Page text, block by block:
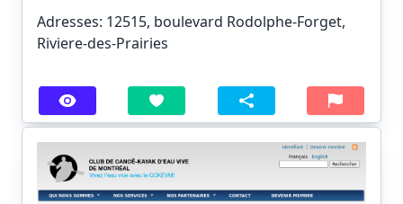
Adresses: 12515, boulevard Rodolphe-Forget,
Riviere-des-Prairies